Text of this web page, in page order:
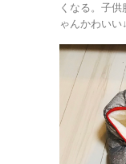
くなる。子
ゃんかわいい